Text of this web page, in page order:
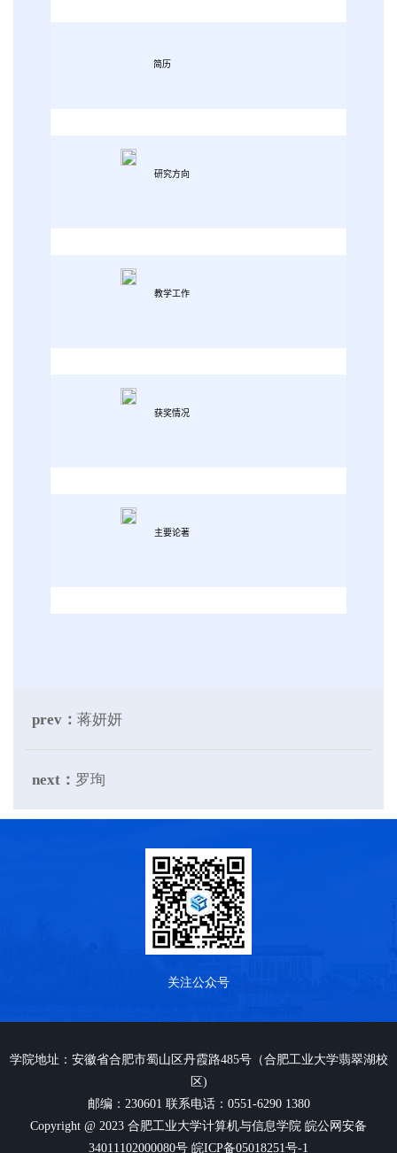
简历
研究方向
教学工作
获奖情况
主要论著
prev： 蒋妍妍
next： 罗珣
关注公众号
学院地址：安徽省合肥市蜀山区丹霞路485号（合肥工业大学翡翠湖校
区)
邮编：230601 联系电话：0551-6290 1380
Copyright @ 2023 合肥工业大学计算机与信息学院 皖公网安备
34011102000080号 皖ICP备05018251号-1